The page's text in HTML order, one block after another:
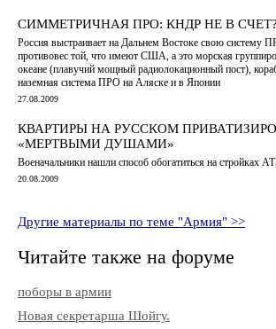
СИММЕТРИЧНАЯ ПРО: КНДР НЕ В СЧЕТ?
Россия выстраивает на Дальнем Востоке свою
противовес той, что имеют США, а это морская
океане (плавучий мощный радиолокационный пост),
наземная система ПРО на Аляске и в Японии
27.08.2009
КВАРТИРЫ НА РУССКОМ
«МЕРТВЫМИ ДУШАМИ»
Военачальники нашли способ обогатиться на стройках
20.08.2009
Другие материалы по теме "Армия" >>
Читайте также на форуме
поборы в армии
Новая секретарша Шойгу.